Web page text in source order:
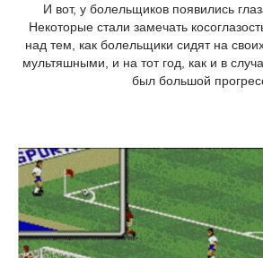
И вот, у болельщиков появились
Некоторые стали замечать
над тем, как болельщики сидят на
мультяшными, и на тот год, как и в
был большой